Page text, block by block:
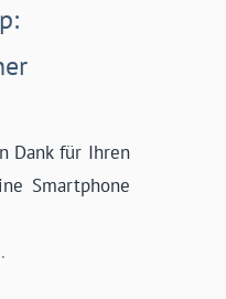
Dank für Ihren
Smartphone